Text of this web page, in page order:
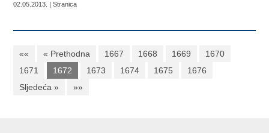
02.05.2013. | Stranica
«« « Prethodna 1667 1668 1669
1670
1671
1672 1673 1674 1675
1676
Sljedeća »
»»